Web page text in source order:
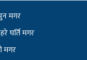
मगर
घर्ति मगर
मगर